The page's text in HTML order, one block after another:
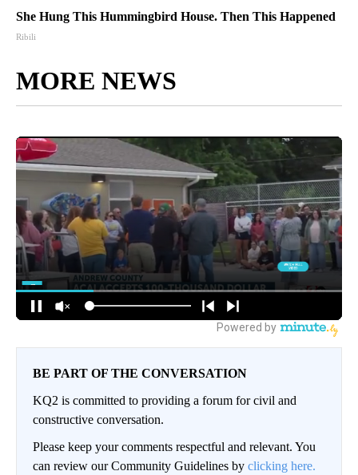
She Hung This Hummingbird House. Then This Happened
Ribili
MORE NEWS
BE PART OF THE CONVERSATION
KQ2 is committed to providing a forum for civil and
constructive conversation.
Please keep your comments respectful and relevant. You
can review our Community Guidelines by clicking here.